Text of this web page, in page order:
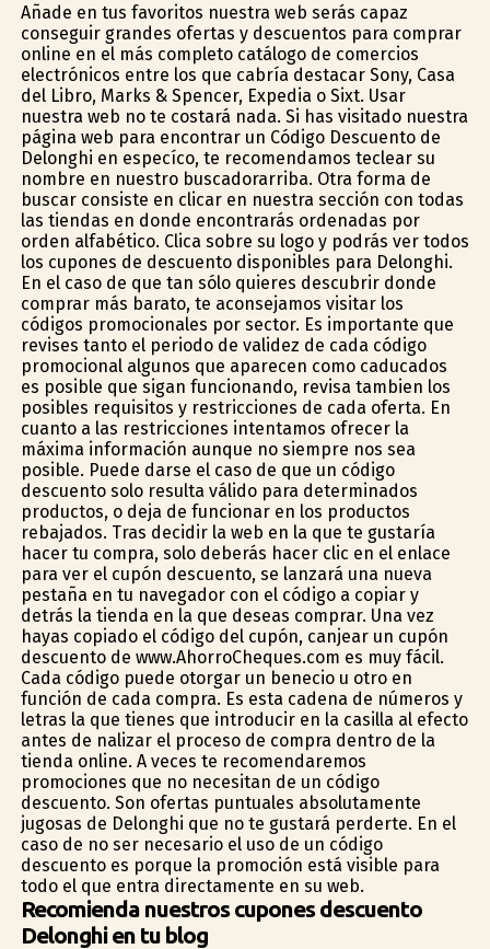
Añade en tus favoritos nuestra web serás capaz
conseguir grandes ofertas y descuentos para comprar
online en el más completo catálogo de comercios
electrónicos entre los que cabría destacar Sony, Casa
del Libro, Marks & Spencer, Expedia o Sixt. Usar
nuestra web no te costará nada. Si has visitado nuestra
página web para encontrar un Código Descuento de
Delonghi en específico, te recomendamos teclear su
nombre en nuestro buscadorarriba. Otra forma de
buscar consiste en clicar en nuestra sección con todas
las tiendas en donde encontrarás ordenadas por
orden alfabético. Clica sobre su logo y podrás ver todos
los cupones de descuento disponibles para Delonghi.
En el caso de que tan sólo quieres descubrir donde
comprar más barato, te aconsejamos visitar los
códigos promocionales por sector. Es importante que
revises tanto el periodo de validez de cada código
promocional algunos que aparecen como caducados
es posible que sigan funcionando, revisa tambien los
posibles requisitos y restricciones de cada oferta. En
cuanto a las restricciones intentamos ofrecer la
máxima información aunque no siempre nos sea
posible. Puede darse el caso de que un código
descuento solo resulta válido para determinados
productos, o deja de funcionar en los productos
rebajados. Tras decidir la web en la que te gustaría
hacer tu compra, solo deberás hacer clic en el enlace
para ver el cupón descuento, se lanzará una nueva
pestaña en tu navegador con el código a copiar y
detrás la tienda en la que deseas comprar. Una vez
hayas copiado el código del cupón, canjear un cupón
descuento de www.AhorroCheques.com es muy fácil.
Cada código puede otorgar un beneficio u otro en
función de cada compra. Es esta cadena de números y
letras la que tienes que introducir en la casilla al efecto
antes de finalizar el proceso de compra dentro de la
tienda online. A veces te recomendaremos
promociones que no necesitan de un código
descuento. Son ofertas puntuales absolutamente
jugosas de Delonghi que no te gustará perderte. En el
caso de no ser necesario el uso de un código
descuento es porque la promoción está visible para
todo el que entra directamente en su web.
Recomienda nuestros cupones descuento
Delonghi en tu blog